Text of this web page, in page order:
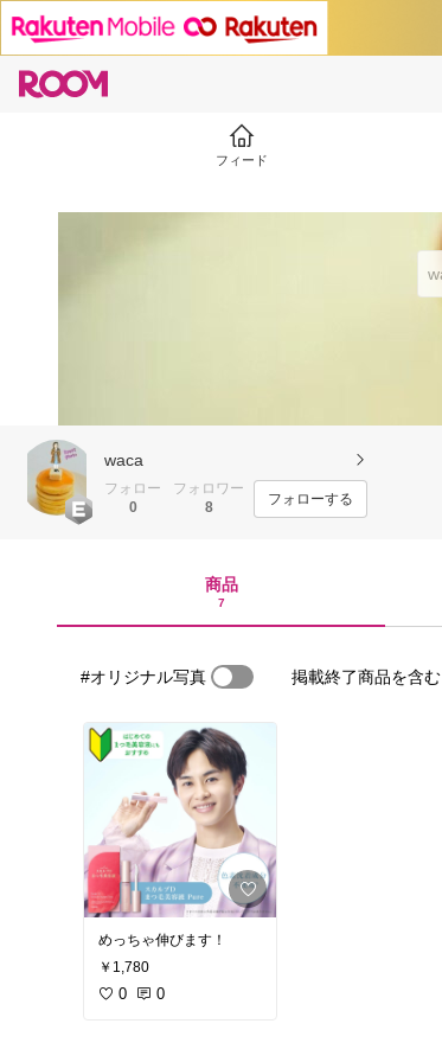
フィード
waca
フォロー
0
フォロワー
8
フォローする
商品
7
#オリジナル写真 掲載終了商品を含む
めっちゃ伸びます！
￥1,780
0 0